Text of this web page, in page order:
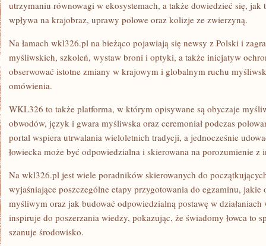
utrzymaniu równowagi w ekosystemach, a także dowiedzieć się,
wpływa na krajobraz, uprawy polowe oraz kolizje ze zwierzyną.
Na łamach wkl326.pl na bieżąco pojawiają się newsy z Polski i
myśliwskich, szkoleń, wystaw broni i optyki, a także inicjatyw
obserwować istotne zmiany w krajowym i globalnym ruchu
omówienia.
WKL326 to także platforma, w którym opisywane są obyczaje
obwodów, język i gwara myśliwska oraz ceremoniał podczas
portal wspiera utrwalania wieloletnich tradycji, a jednocześnie
łowiecka może być odpowiedzialna i skierowana na porozumienie z
Na wkl326.pl jest wiele poradników skierowanych do
wyjaśniające poszczególne etapy przygotowania do egzaminu,
myśliwym oraz jak budować odpowiedzialną postawę w działaniach
inspiruje do poszerzania wiedzy, pokazując, że świadomy łowca to
szanuje środowisko.